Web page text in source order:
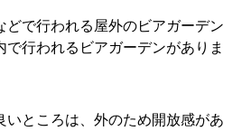
どで行われる屋外のビアガーデン
で行われるビアガーデンがありま
いところは、外のため開放感があ